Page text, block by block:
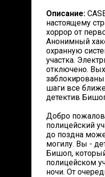
Описание:
настоящему
хоррор от
Анонимный
охранную
участка.
отключено.
шаги все
детектив
Добро
полицейский
до поздна
могилу. Вы -
Бишоп,
полицейском
ночи. От